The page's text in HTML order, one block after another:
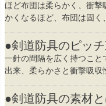
ほど布団は柔らかく、衝撃
かくなるほど、布団は固く
●剣道防具のピッ
一針の間隔を広く持つこ
出来、柔らかさと衝撃吸収
●剣道防具の素材